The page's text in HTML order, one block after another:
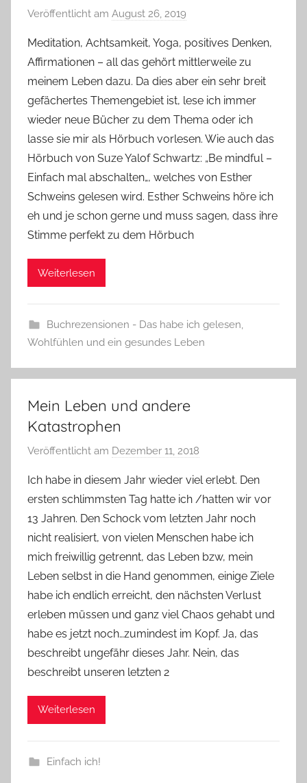
Veröffentlicht am August 26, 2019
n
Y
v
o
n
n
e
Meditation, Achtsamkeit, Yoga, positives Denken,
Affirmationen – all das gehört mittlerweile zu
meinem Leben dazu. Da dies aber ein sehr breit
gefächertes Themengebiet ist, lese ich immer
wieder neue Bücher zu dem Thema oder ich
lasse sie mir als Hörbuch vorlesen. Wie auch das
Hörbuch von Suze Yalof Schwartz: „Be mindful –
Einfach mal abschalten„, welches von Esther
Schweins gelesen wird. Esther Schweins höre ich
eh und je schon gerne und muss sagen, dass ihre
Stimme perfekt zu dem Hörbuch
Weiterlesen
Buchrezensionen - Das habe ich gelesen,
Wohlfühlen und ein gesundes Leben
Mein Leben und andere
Katastrophen
Veröffentlicht am Dezember 11, 2018
n
Y
v
o
n
n
e
Ich habe in diesem Jahr wieder viel erlebt. Den
ersten schlimmsten Tag hatte ich /hatten wir vor
13 Jahren. Den Schock vom letzten Jahr noch
nicht realisiert, von vielen Menschen habe ich
mich freiwillig getrennt, das Leben bzw, mein
Leben selbst in die Hand genommen, einige Ziele
habe ich endlich erreicht, den nächsten Verlust
erleben müssen und ganz viel Chaos gehabt und
habe es jetzt noch…zumindest im Kopf. Ja, das
beschreibt ungefähr dieses Jahr. Nein, das
beschreibt unseren letzten 2
Weiterlesen
Einfach ich!